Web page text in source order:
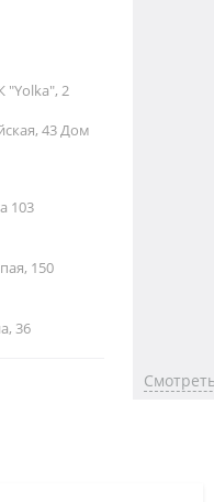
"Yolka", 2
43 Дом
103
150
36